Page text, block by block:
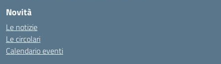
Novità
Le notizie
Le circolari
Calendario eventi